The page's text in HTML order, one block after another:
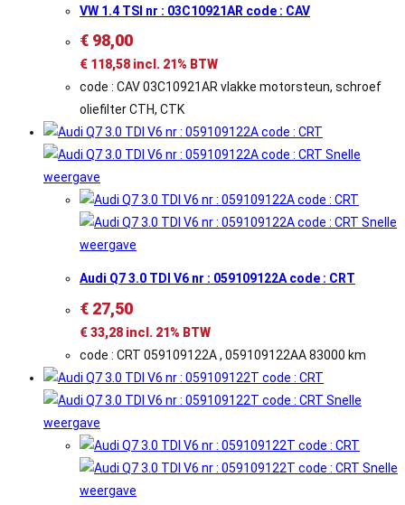
VW 1.4 TSI nr : 03C10921AR code : CAV
€ 98,00
€ 118,58 incl. 21% BTW
code : CAV 03C10921AR vlakke motorsteun, schroef
oliefilter CTH, CTK
Snelle
weergave
Snelle
weergave
Audi Q7 3.0 TDI V6 nr : 059109122A code : CRT
€ 27,50
€33,28 incl. 21% BTW
code : CRT 059109122A , 059109122AA 83000 km
Snelle
weergave
Snelle
weergave